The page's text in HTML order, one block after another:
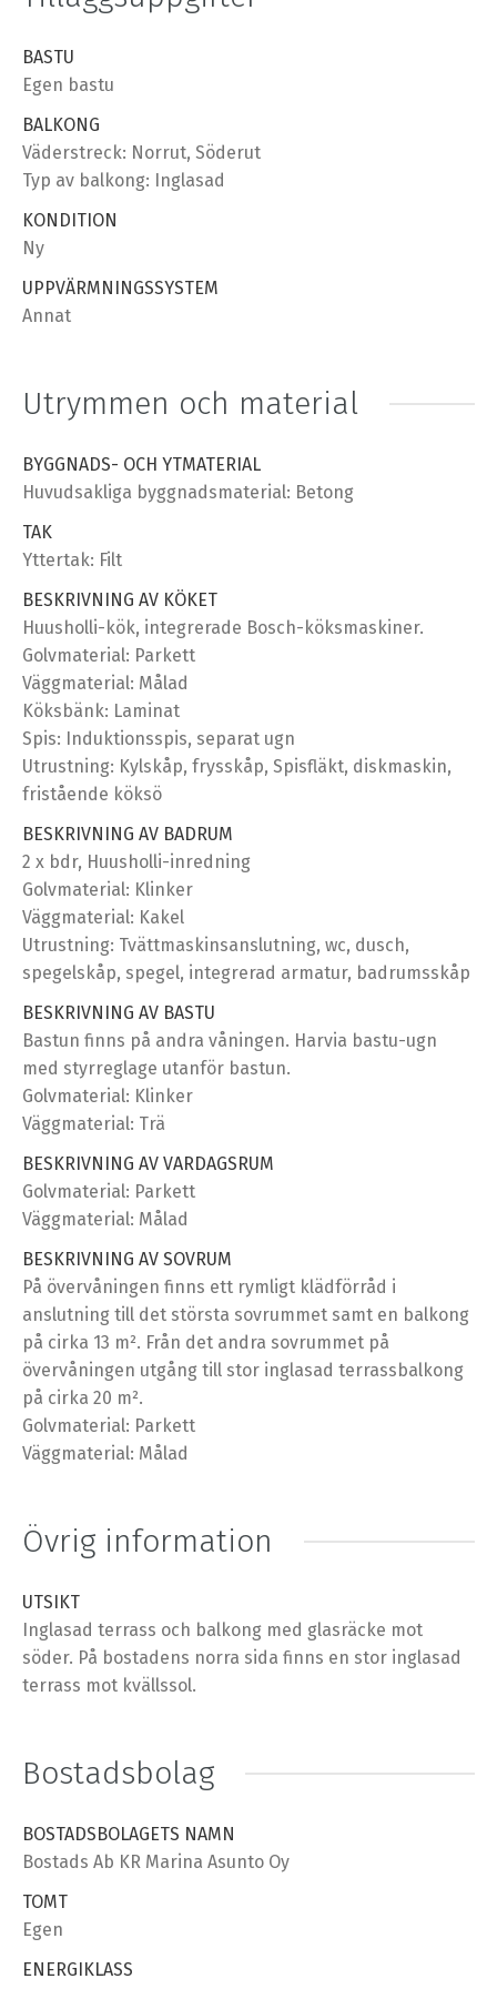
BASTU
Egen bastu
BALKONG
Väderstreck: Norrut, Söderut
Typ av balkong: Inglasad
KONDITION
Ny
UPPVÄRMNINGSSYSTEM
Annat
Utrymmen och material
BYGGNADS- OCH YTMATERIAL
Huvudsakliga byggnadsmaterial: Betong
TAK
Yttertak: Filt
BESKRIVNING AV KÖKET
Huusholli-kök, integrerade Bosch-köksmaskiner.
Golvmaterial: Parkett
Väggmaterial: Målad
Köksbänk: Laminat
Spis: Induktionsspis, separat ugn
Utrustning: Kylskåp, frysskåp, Spisfläkt, diskmaskin,
fristående köksö
BESKRIVNING AV BADRUM
2 x bdr, Huusholli-inredning
Golvmaterial: Klinker
Väggmaterial: Kakel
Utrustning: Tvättmaskinsanslutning, wc, dusch,
spegelskåp, spegel, integrerad armatur, badrumsskåp
BESKRIVNING AV BASTU
Bastun finns på andra våningen. Harvia bastu-ugn
med styrreglage utanför bastun.
Golvmaterial: Klinker
Väggmaterial: Trä
BESKRIVNING AV VARDAGSRUM
Golvmaterial: Parkett
Väggmaterial: Målad
BESKRIVNING AV SOVRUM
På övervåningen finns ett rymligt klädförråd i
anslutning till det största sovrummet samt en balkong
på cirka 13 m². Från det andra sovrummet på
övervåningen utgång till stor inglasad terrassbalkong
på cirka 20 m².
Golvmaterial: Parkett
Väggmaterial: Målad
Övrig information
UTSIKT
Inglasad terrass och balkong med glasräcke mot
söder. På bostadens norra sida finns en stor inglasad
terrass mot kvällssol.
Bostadsbolag
BOSTADSBOLAGETS NAMN
Bostads Ab KR Marina Asunto Oy
TOMT
Egen
ENERGIKLASS